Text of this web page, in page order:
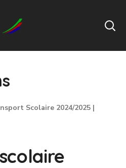
Scolaire 2024/2025 |